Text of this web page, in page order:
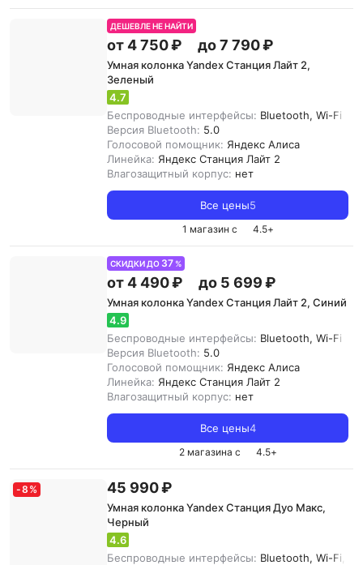
ДЕШЕВЛЕ НЕ НАЙТИ
от 4 750 ₽ до 7 790 ₽
Умная колонка Yandex Станция Лайт 2,
Зеленый
4.7
Беспроводные интерфейсы: Bluetooth, Wi-Fi
Версия Bluetooth: 5.0
Голосовой помощник: Яндекс Алиса
Линейка: Яндекс Станция Лайт 2
Влагозащитный корпус: нет
Все цены5
1 магазин с 4.5+
СКИДКИ ДО 37 %
от 4 490 ₽ до 5 699 ₽
Умная колонка Yandex Станция Лайт 2, Синий
4.9
Беспроводные интерфейсы: Bluetooth, Wi-Fi
Версия Bluetooth: 5.0
Голосовой помощник: Яндекс Алиса
Линейка: Яндекс Станция Лайт 2
Влагозащитный корпус: нет
Все цены4
2 магазина с 4.5+
-8 % 45 990 ₽
Умная колонка Yandex Станция Дуо Макс,
Черный
4.6
Беспроводные интерфейсы: Bluetooth, Wi-Fi,